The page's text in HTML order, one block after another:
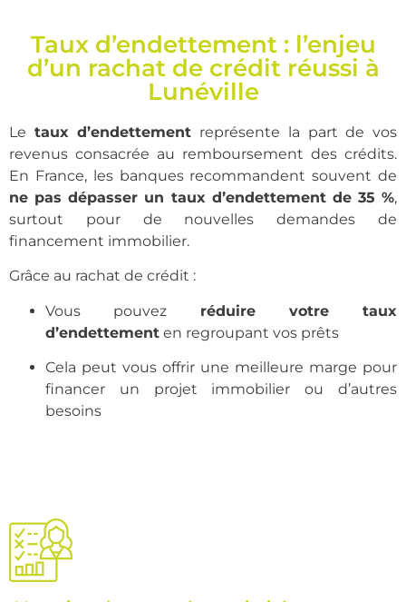
Taux d’endettement : l’enjeu
d’un rachat de crédit réussi à
Lunéville
Le taux d’endettement représente la part de vos
revenus consacrée au remboursement des crédits.
En France, les banques recommandent souvent de
ne pas dépasser un taux d’endettement de 35 %,
surtout pour de nouvelles demandes de
financement immobilier.
Grâce au rachat de crédit :
Vous pouvez réduire votre taux
d’endettement en regroupant vos prêts
Cela peut vous offrir une meilleure marge pour
financer un projet immobilier ou d’autres
besoins